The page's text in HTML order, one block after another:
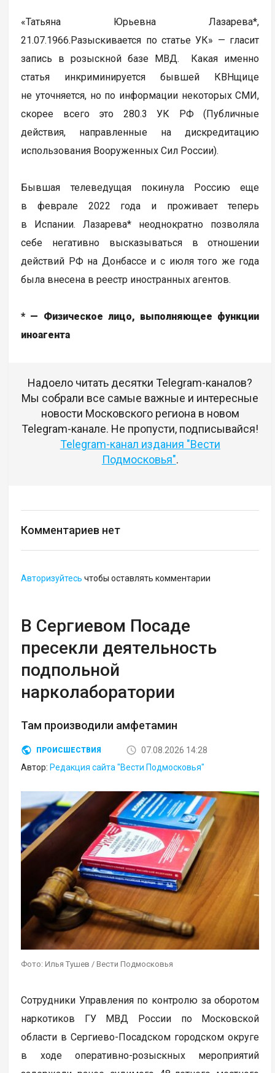
«Татьяна Юрьевна Лазарева*,
21.07.1966.Разыскивается по статье УК» — гласит
запись в розыскной базе МВД. Какая именно
статья инкриминируется бывшей КВНщице
не уточняется, но по информации некоторых СМИ,
скорее всего это 280.3 УК РФ (Публичные
действия, направленные на дискредитацию
использования Вооруженных Сил России).
Бывшая телеведущая покинула Россию еще
в феврале 2022 года и проживает теперь
в Испании. Лазарева* неоднократно позволяла
себе негативно высказываться в отношении
действий РФ на Донбассе и с июля того же года
была внесена в реестр иностранных агентов.
* — Физическое лицо, выполняющее функции
иноагента
Надоело читать десятки Telegram-каналов?
Мы собрали все самые важные и интересные
новости Московского региона в новом
Telegram-канале. Не пропусти, подписывайся!
Telegram-канал издания "Вести
Подмосковья".
Комментариев нет
Авторизуйтесь чтобы оставлять комментарии
В Сергиевом Посаде
пресекли деятельность
подпольной
нарколаборатории
Там производили амфетамин
ПРОИСШЕСТВИЯ
07.08.2026 14:28
Автор: Редакция сайта "Вести Подмосковья"
Фото: Илья Тушев / Вести Подмосковья
Сотрудники Управления по контролю за оборотом
наркотиков ГУ МВД России по Московской
области в Сергиево-Посадском городском округе
в ходе оперативно-розыскных мероприятий